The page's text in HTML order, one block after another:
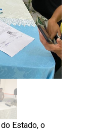
Estado, o